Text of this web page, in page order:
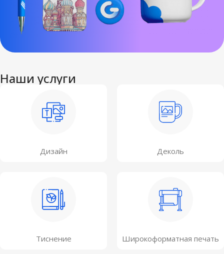
Наши услуги
Дизайн Деколь
Тиснение Широкоформатная печать